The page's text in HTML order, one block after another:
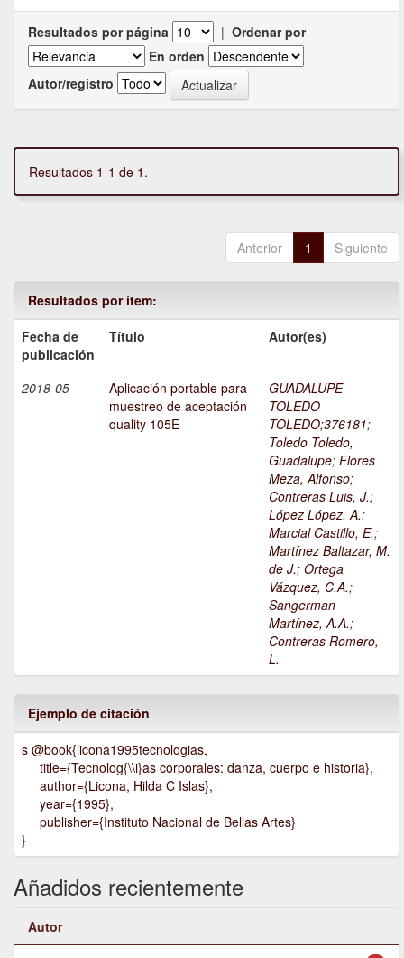
Resultados por página | Ordenar por
En orden
Autor/registro
Resultados 1-1 de 1.
Anterior 1 Siguiente
Resultados por ítem:
Fecha de
publicación
Título Autor(es)
2018-05
Aplicación portable para
muestreo de aceptación
quality 105E
GUADALUPE
TOLEDO
TOLEDO;376181;
Toledo Toledo,
Guadalupe; Flores
Meza, Alfonso;
Contreras Luis, J.;
López López, A.;
Marcial Castillo, E.;
Martínez Baltazar, M.
de J.; Ortega
Vázquez, C.A.;
Sangerman
Martínez, A.A.;
Contreras Romero,
L.
Ejemplo de citación
s @book{licona1995tecnologias,
title={Tecnolog{\\i}as corporales: danza, cuerpo e historia},
author={Licona, Hilda C Islas},
year={1995},
publisher={Instituto Nacional de Bellas Artes}
}
Añadidos recientemente
Autor